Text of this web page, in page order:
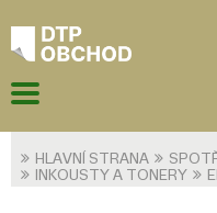
HLAVNÍ STRANA
INKOUSTY A TONERY